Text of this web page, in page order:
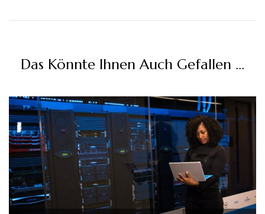
Das Könnte Ihnen Auch Gefallen …